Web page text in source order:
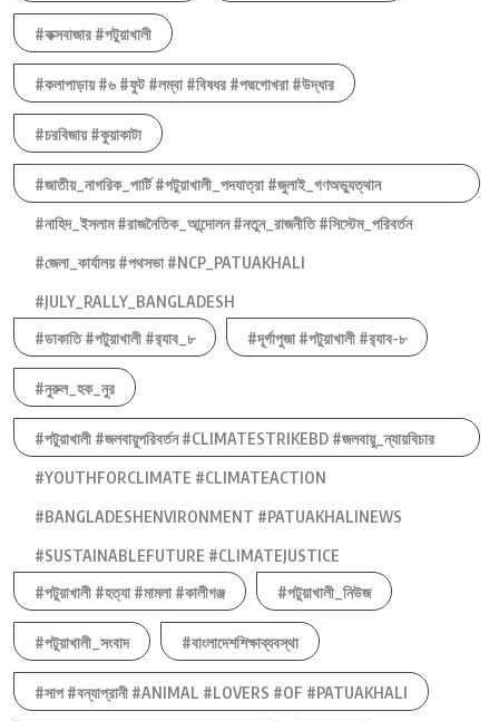
#কক্সবাজার #পটুয়াখালী
#কলাপাড়ায় #৬ #ফুট #লম্বা #বিষধর #পদ্মগোখরা #উদ্ধার
#চরবিজায় #কুয়াকাটা
#জাতীয়_নাগরিক_পার্টি #পটুয়াখালী_পদযাত্রা #জুলাই_গণঅভ্যুত্থান
#নাহিদ_ইসলাম #রাজনৈতিক_আন্দোলন #নতুন_রাজনীতি #সিস্টেম_পরিবর্তন
#জেলা_কার্যালয় #পথসভা #NCP_PATUAKHALI
#JULY_RALLY_BANGLADESH
#ডাকাতি #পটুয়াখালী #র‍্যাব_৮
#দূর্গাপুজা #পটুয়াখালী #র‍্যাব-৮
#নুরুল_হক_নুর
#পটুয়াখালী #জলবায়ুপরিবর্তন #CLIMATESTRIKEBD #জলবায়ু_ন্যায়বিচার
#YOUTHFORCLIMATE #CLIMATEACTION
#BANGLADESHENVIRONMENT #PATUAKHALINEWS
#SUSTAINABLEFUTURE #CLIMATEJUSTICE
#পটুয়াখালী #হত্যা #মামলা #কালীগঞ্জ
#পটুয়াখালী_নিউজ
#পটুয়াখালী_সংবাদ #বাংলাদেশশিক্ষাব্যবস্থা
#সাপ #বন্যাপ্রানী #ANIMAL #LOVERS #OF #PATUAKHALI